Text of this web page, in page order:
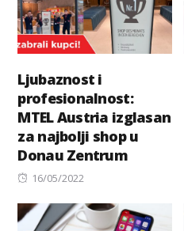
Ljubaznost i
profesionalnost:
MTEL Austria izglasan
za najbolji shop u
Donau Zentrum
Posted
16/05/2022